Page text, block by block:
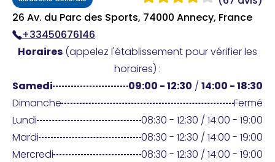
Pour les patients
Pharmacien
Connexion
Praticien ?
26 Av. du Parc des Sports, 74000 Annecy, France
+33450676146
Horaires (appelez l'établissement pour vérifier les
horaires) :
Samedi
09:00 - 12:30 / 14:00 - 18:30
Dimanche
Fermé
Lundi
08:30 - 12:30 / 14:00 - 19:00
Mardi
08:30 - 12:30 / 14:00 - 19:00
Mercredi
08:30 - 12:30 / 14:00 - 19:00